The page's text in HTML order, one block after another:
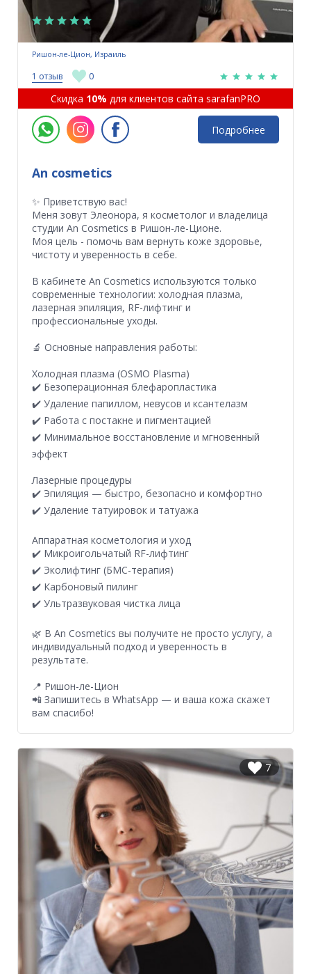
An cosmetics
✨ Приветствую вас!
Меня зовут Элеонора, я косметолог и владелица
студии An Cosmetics в Ришон-ле-Ционе.
Моя цель - помочь вам вернуть коже здоровье,
чистоту и уверенность в себе.
В кабинете An Cosmetics используются только
современные технологии: холодная плазма,
лазерная эпиляция, RF-лифтинг и
профессиональные уходы.
🔬 Основные направления работы:
Холодная плазма (OSMO Plasma)
✔️ Безоперационная блефаропластика
✔️ Удаление папиллом, невусов и ксантелазм
✔️ Работа с постакне и пигментацией
✔️ Минимальное восстановление и мгновенный
эффект
Лазерные процедуры
✔️ Эпиляция — быстро, безопасно и комфортно
✔️ Удаление татуировок и татуажа
Аппаратная косметология и уход
✔️ Микроигольчатый RF-лифтинг
✔️ Эколифтинг (БМС-терапия)
✔️ Карбоновый пилинг
✔️ Ультразвуковая чистка лица
🌿 В An Cosmetics вы получите не просто услугу, а
индивидуальный подход и уверенность в
результате.
📍 Ришон-ле-Цион
📲 Запишитесь в WhatsApp — и ваша кожа скажет
вам спасибо!
Ришон-ле-Цион, Израиль
1 отзыв 0
Скидка 10% для клиентов сайта sarafanPRO
Подробнее
7